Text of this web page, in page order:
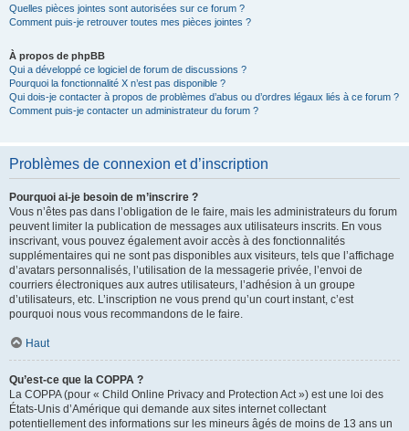
Quelles pièces jointes sont autorisées sur ce forum ?
Comment puis-je retrouver toutes mes pièces jointes ?
À propos de phpBB
Qui a développé ce logiciel de forum de discussions ?
Pourquoi la fonctionnalité X n’est pas disponible ?
Qui dois-je contacter à propos de problèmes d’abus ou d’ordres légaux liés à ce forum ?
Comment puis-je contacter un administrateur du forum ?
Problèmes de connexion et d’inscription
Pourquoi ai-je besoin de m’inscrire ?
Vous n’êtes pas dans l’obligation de le faire, mais les administrateurs du forum
peuvent limiter la publication de messages aux utilisateurs inscrits. En vous
inscrivant, vous pouvez également avoir accès à des fonctionnalités
supplémentaires qui ne sont pas disponibles aux visiteurs, tels que l’affichage
d’avatars personnalisés, l’utilisation de la messagerie privée, l’envoi de
courriers électroniques aux autres utilisateurs, l’adhésion à un groupe
d’utilisateurs, etc. L’inscription ne vous prend qu’un court instant, c’est
pourquoi nous vous recommandons de le faire.
Haut
Qu’est-ce que la COPPA ?
La COPPA (pour « Child Online Privacy and Protection Act ») est une loi des
États-Unis d’Amérique qui demande aux sites internet collectant
potentiellement des informations sur les mineurs âgés de moins de 13 ans un